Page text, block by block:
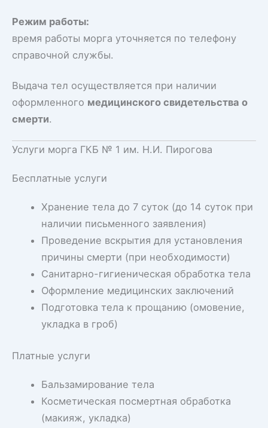
Режим работы:
время работы морга уточняется по телефону
справочной службы.
Выдача тел осуществляется при наличии
оформленного медицинского свидетельства о
смерти.
Услуги морга ГКБ № 1 им. Н.И. Пирогова
Бесплатные услуги
Хранение тела до 7 суток (до 14 суток при
наличии письменного заявления)
Проведение вскрытия для установления
причины смерти (при необходимости)
Санитарно-гигиеническая обработка тела
Оформление медицинских заключений
Подготовка тела к прощанию (омовение,
укладка в гроб)
Платные услуги
Бальзамирование тела
Косметическая посмертная обработка
(макияж, укладка)